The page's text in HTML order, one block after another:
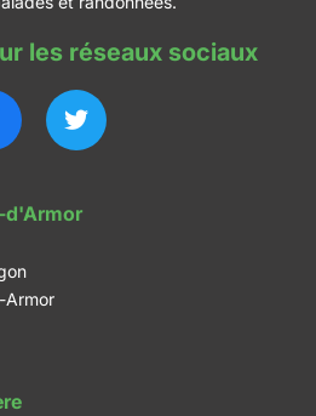
les réseaux sociaux
d'Armor
Armor